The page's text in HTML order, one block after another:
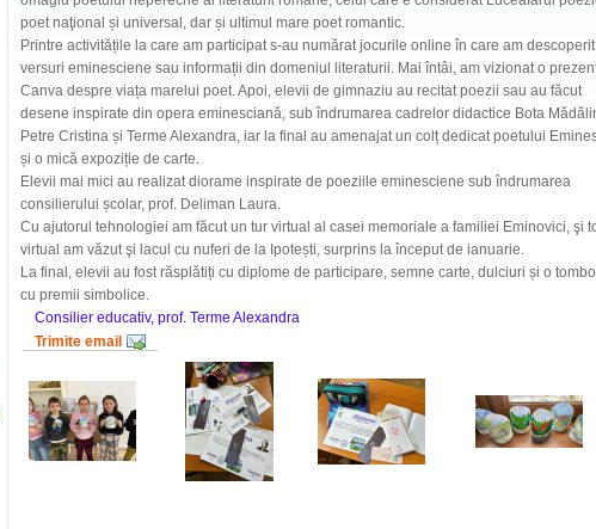
poet naţional și universal, dar și ultimul mare poet romantic.
Printre activitățile la care am participat s-au numărat jocurile online în care am descoperit
versuri eminesciene sau informații din domeniul literaturii. Mai întâi, am vizionat o
Canva despre viața marelui poet. Apoi, elevii de gimnaziu au recitat poezii sau au făcut
desene inspirate din opera eminesciană, sub îndrumarea cadrelor didactice Bota
Petre Cristina și Terme Alexandra, iar la final au amenajat un colț dedicat poetului
și o mică expoziție de carte.
Elevii mai mici au realizat diorame inspirate de poeziile eminesciene sub îndrumarea
consilierului școlar, prof. Deliman Laura.
Cu ajutorul tehnologiei am făcut un tur virtual al casei memoriale a familiei Eminovici, şi
virtual am văzut şi lacul cu nuferi de la Ipotești, surprins la început de ianuarie.
La final, elevii au fost răsplătiți cu diplome de participare, semne carte, dulciuri și o
cu premii simbolice.
Consilier educativ, prof. Terme Alexandra
Trimite email